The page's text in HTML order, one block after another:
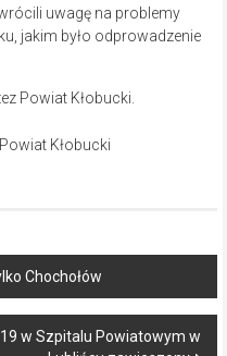
uwagę na problemy
jakim było odprowadzenie
Powiat Kłobucki.
Kłobucki
Chochołów
w Szpitalu Powiatowym w